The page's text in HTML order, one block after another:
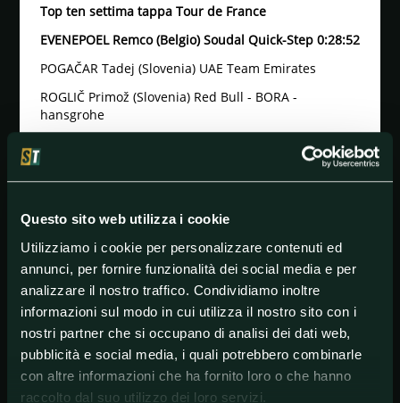
Questo sito web utilizza i cookie
Utilizziamo i cookie per personalizzare contenuti ed
annunci, per fornire funzionalità dei social media e per
analizzare il nostro traffico. Condividiamo inoltre
informazioni sul modo in cui utilizza il nostro sito con i
nostri partner che si occupano di analisi dei dati web,
pubblicità e social media, i quali potrebbero combinarle
con altre informazioni che ha fornito loro o che hanno
raccolto dal suo utilizzo dei loro servizi.
Top ten settima tappa Tour de France
EVENEPOEL Remco (Belgio) Soudal Quick-Step 0:28:52
POGAČAR Tadej (Slovenia) UAE Team Emirates
ROGLIČ Primož (Slovenia) Red Bull - BORA -
hansgrohe
VINGEGAARD Jonas (Danimarca) Team Visma | Lease
a Bike
VAUQUELIN Kévin (Francia) Arkéa - B&B Hotels
JORGENSON Matteo (USA) Team Visma | Lease a Bike
ALMEIDA João (Portogallo) UAE Team Emirates
HEALY Ben (Irlanda) EF Education - EasyPost
KÜNG Stefan (Svizzera) Groupama - FDJ
Le maglie
Gialla (classifica generale):
Tadej Pogačar